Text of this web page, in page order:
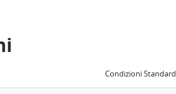
Condizioni Standard